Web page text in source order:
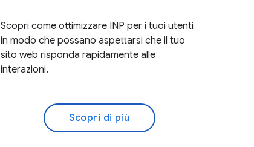
Scopri come ottimizzare INP per i tuoi utenti
in modo che possano aspettarsi che il tuo
sito web risponda rapidamente alle
interazioni.
Scopri di più